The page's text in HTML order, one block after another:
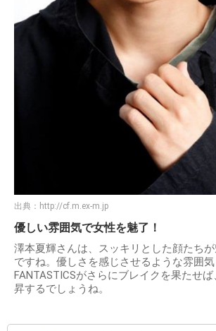
出典： http://cf.m.ex-m.jp
優しい雰囲気で女性を魅了！
澤本夏輝さんは、スッキリとした顔たち
ですね。優しさを感じさせるような雰囲気
FANTASTICSがさらにブレイクを果たせ
昇するでしょうね。